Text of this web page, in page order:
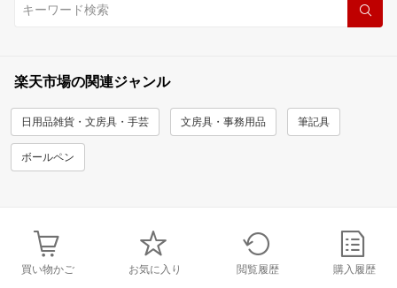
楽天市場の関連ジャンル
日用品雑貨・文房具・手芸 文房具・事務用品 筆記具
ボールペン
買い物かご お気に入り 閲覧履歴 購入履歴